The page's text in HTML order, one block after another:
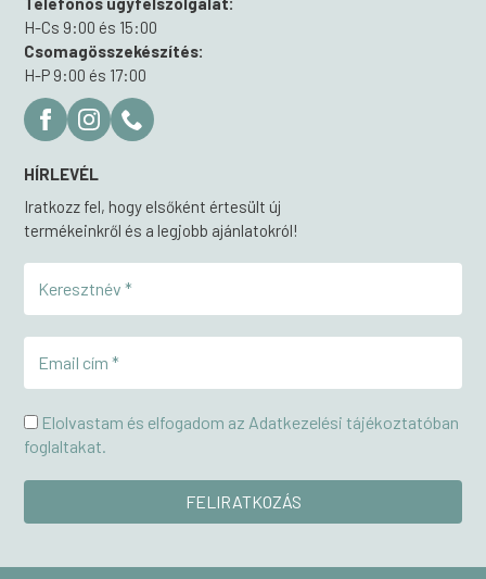
H-Cs 9:00 és 15:00
Csomagösszekészítés:
H-P 9:00 és 17:00
HÍRLEVÉL
Iratkozz fel, hogy elsőként értesült új
termékeinkről és a legjobb ajánlatokról!
Elolvastam és elfogadom az Adatkezelési tájékoztatóban
foglaltakat.